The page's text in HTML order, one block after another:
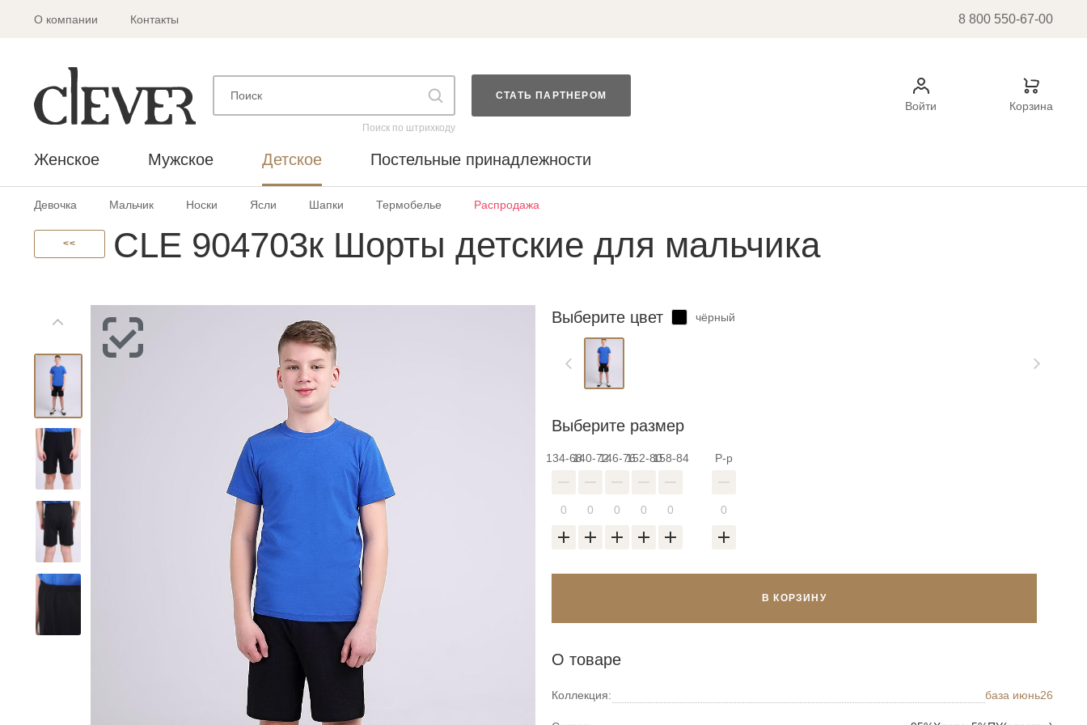
О компании Контакты 8 800 550-67-00
Поиск по штрихкоду
СТАТЬ ПАРТНЕРОМ
Войти Корзина
Женское Мужское Детское Постельные принадлежности
Девочка Мальчик Носки Ясли Шапки Термобелье Распродажа
<< CLE 904703к Шорты детские для мальчика
Выберите цвет чёрный
Выберите размер
134-68140-72146-76152-80158-84 Р-р
В КОРЗИНУ
О товаре
Коллекция: база июнь26